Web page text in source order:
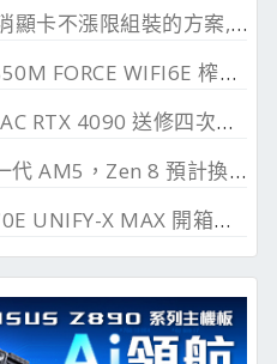
台灣通路商取消顯卡不漲限組裝的方案, 直漲 20~45%
GIGABYTE B850M FORCE WIFI6E 榨乾長鑫24G DDR
國外網友 ZOTAC RTX 4090 送修四次最後換來 RTX 5090
Zen 7 是最後一代 AM5，Zen 8 預計換上 AM6 支援 DDR6、PCIe 6.0
MSI MEG X870E UNIFY-X MAX 開箱測試, 2 DIMM 的超頻優化